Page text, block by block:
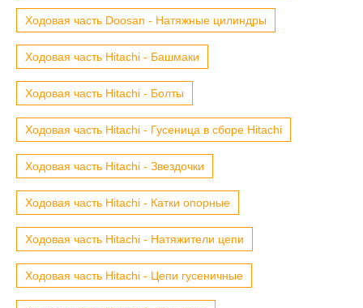
Ходовая часть Doosan - Натяжные цилиндры
Ходовая часть Hitachi - Башмаки
Ходовая часть Hitachi - Болты
Ходовая часть Hitachi - Гусеница в сборе Hitachi
Ходовая часть Hitachi - Звездочки
Ходовая часть Hitachi - Катки опорные
Ходовая часть Hitachi - Натяжители цепи
Ходовая часть Hitachi - Цепи гусеничные